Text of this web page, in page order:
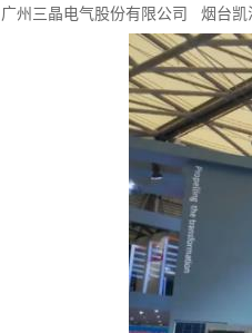
广州三晶电气股份有限公司 烟台凯